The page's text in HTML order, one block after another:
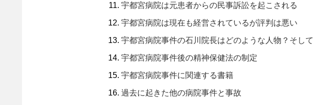
宇都宮病院は元患者からの民事訴訟を起こされる
宇都宮病院は現在も経営されているが評判は悪い
宇都宮病院事件の石川院長はどのような人物？そし
宇都宮病院事件後の精神保健法の制定
宇都宮病院事件に関連する書籍
過去に起きた他の病院事件と事故